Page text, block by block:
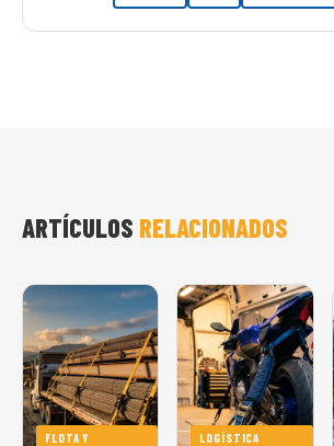
ARTÍCULOS RELACIONADOS
FLOTA Y
LOGÍSTICA